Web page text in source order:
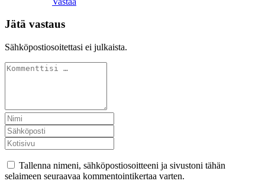
Jätä vastaus
Sähköpostiosoitettasi ei julkaista.
Tallenna nimeni, sähköpostiosoitteeni ja sivustoni tähän
selaimeen seuraavaa kommentointikertaa varten.